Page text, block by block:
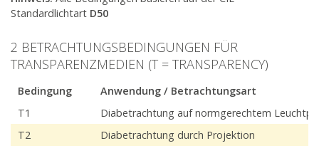
Standardlichtart D50
2 BETRACHTUNGSBEDINGUNGEN FÜR
TRANSPARENZMEDIEN (T = TRANSPARENCY)
Bedingung
Anwendung / Betrachtungsart
T1
Diabetrachtung auf normgerechtem
T2
Diabetrachtung durch Projektion